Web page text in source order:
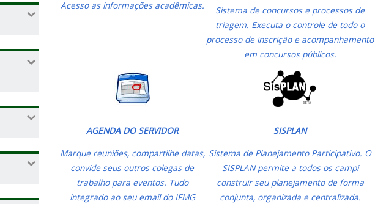
Acesso as informações acadêmicas.
Sistema de concursos e processos de
triagem. Executa o controle de todo o
processo de inscrição e acompanhamento
em concursos públicos.
AGENDA DO SERVIDOR
Marque reuniões, compartilhe datas,
convide seus outros colegas de
trabalho para eventos. Tudo
integrado ao seu email do IFMG
SISPLAN
Sistema de Planejamento Participativo. O
SISPLAN permite a todos os campi
construir seu planejamento de forma
conjunta, organizada e centralizada.